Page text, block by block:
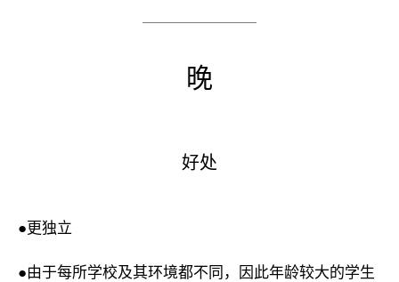
晚
好处
●更独立
●由于每所学校及其环境都不同，因此年龄较大的学生